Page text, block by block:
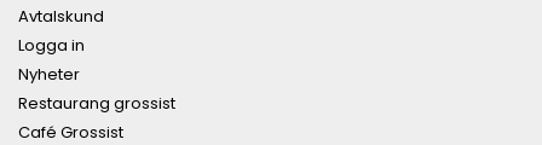
Avtalskund
Logga in
Nyheter
Restaurang grossist
Café Grossist